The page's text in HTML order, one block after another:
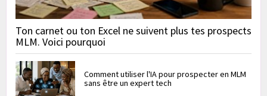
Ton carnet ou ton Excel ne suivent plus tes prospects
MLM. Voici pourquoi
Comment utiliser l'IA pour prospecter en MLM
sans être un expert tech